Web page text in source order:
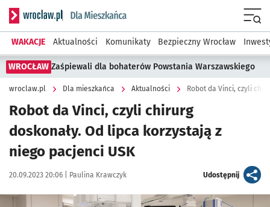
Serwis informacyjny wroclaw.pl podserwis: Dla mieszkańca
WAKACJE Aktualności Komunikaty Bezpieczny Wrocław
WROCŁAW Zaśpiewali dla bohaterów Powstania Warszawskiego
wroclaw.pl Dla mieszkańca Aktualności Robot da Vinci, czyli
Robot da Vinci, czyli chirurg
doskonały. Od lipca korzystają z
niego pacjenci USK
Data publikacji:
20.09.2023 20:06 | Autor:
Paulina Krawczyk Udostępnijartykuł
Kliknij, aby zobaczyć galerię